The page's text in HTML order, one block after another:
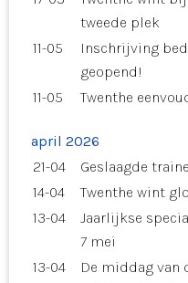
tweede plek
11-05
Inschrijving
geopend!
11-05
Twenthe
april 2026
21-04
Geslaagde
14-04
Twenthe wint
13-04
Jaarlijkse
7 mei
13-04
De middag van